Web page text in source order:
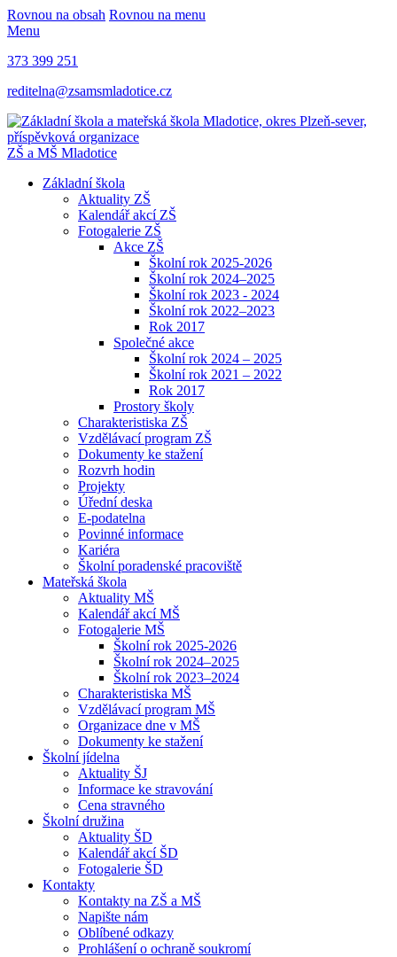
Rovnou na obsah Rovnou na menu
Menu
373 399 251
reditelna@zsamsmladotice.cz
ZŠ a MŠ Mladotice
Základní škola
Aktuality ZŠ
Kalendář akcí ZŠ
Fotogalerie ZŠ
Akce ZŠ
Školní rok 2025-2026
Školní rok 2024–2025
Školní rok 2023 - 2024
Školní rok 2022–2023
Rok 2017
Společné akce
Školní rok 2024 – 2025
Školní rok 2021 – 2022
Rok 2017
Prostory školy
Charakteristiska ZŠ
Vzdělávací program ZŠ
Dokumenty ke stažení
Rozvrh hodin
Projekty
Úřední deska
E-podatelna
Povinné informace
Kariéra
Školní poradenské pracoviště
Mateřská škola
Aktuality MŠ
Kalendář akcí MŠ
Fotogalerie MŠ
Školní rok 2025-2026
Školní rok 2024–2025
Školní rok 2023–2024
Charakteristiska MŠ
Vzdělávací program MŠ
Organizace dne v MŠ
Dokumenty ke stažení
Školní jídelna
Aktuality ŠJ
Informace ke stravování
Cena stravného
Školní družina
Aktuality ŠD
Kalendář akcí ŠD
Fotogalerie ŠD
Kontakty
Kontakty na ZŠ a MŠ
Napište nám
Oblíbené odkazy
Prohlášení o ochraně soukromí